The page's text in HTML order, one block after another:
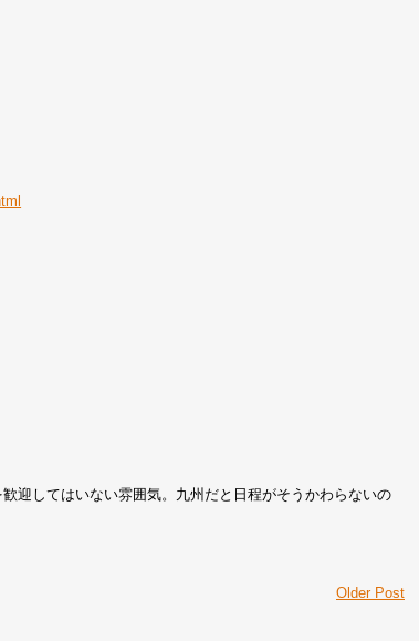
迎してはいない雰囲気。九州だと日程がそうかわらないの
Older Post